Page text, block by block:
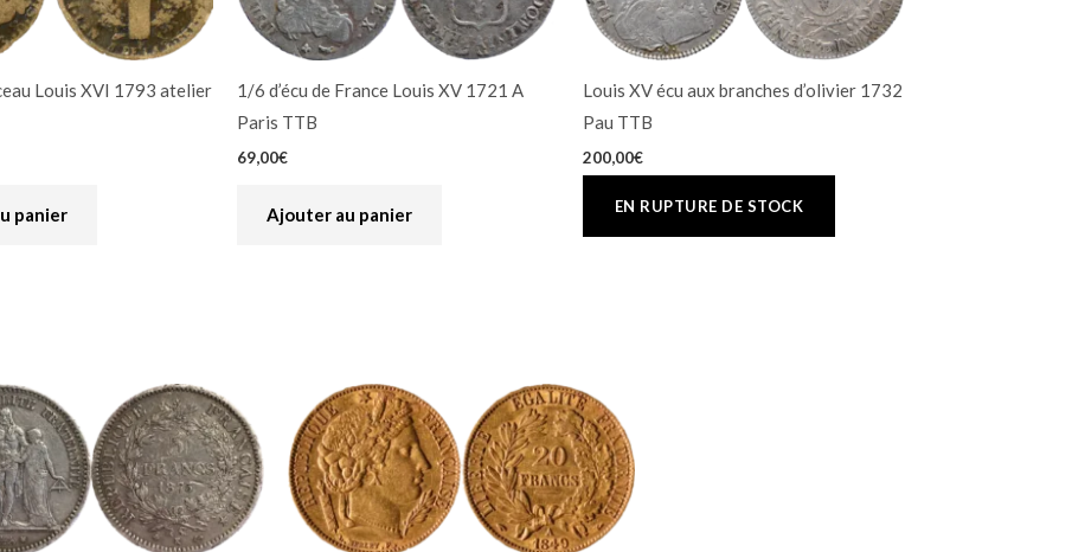
Louis XVI 1793 atelier
panier
1/6 d’écu de France Louis XV 1721 A
Paris TTB
69,00€
Ajouter au panier
Louis XV écu aux branches d’olivier 1732
Pau TTB
200,00€